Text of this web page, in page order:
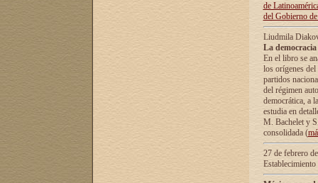
de
del Gobierno
Liudmila
La
En el libro se
los orígenes
partidos
del régimen
democrática, а
estudia en
М. Bachelet у
consolidada (
27 de febrero